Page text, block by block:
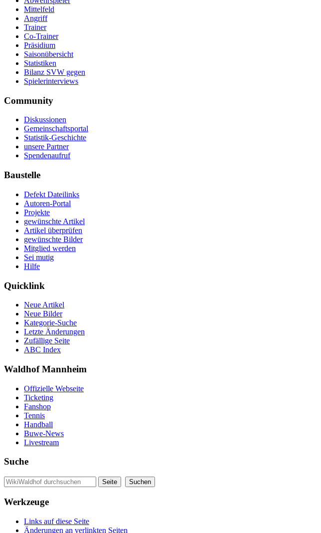
Mittelfeld
Angriff
Trainer
Co-Trainer
Präsidium
Saisonübersicht
Statistiken
Bilanz SVW gegen
Spielerinterviews
Community
Diskussionen
Gemeinschaftsportal
Statistik-Geschichte
unsere Partner
Spendenaufruf
Baustelle
Defekt Dateilinks
Autoren-Portal
Projekte
gewünschte Artikel
Artikel überprüfen
gewünschte Bilder
Mitglied werden
Sei mutig
Hilfe
Quicklink
Neue Artikel
Neue Bilder
Kategorie-Suche
Letzte Änderungen
Zufällige Seite
ABC Index
Waldhof Mannheim
Offizielle Webseite
Ticketing
Fanshop
Tennis
Handball
Buwe-News
Livestream
Suche
Werkzeuge
Links auf diese Seite
Änderungen an verlinkten Seiten